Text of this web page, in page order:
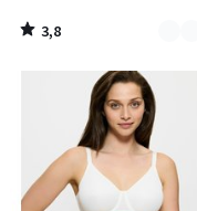
3,8
/